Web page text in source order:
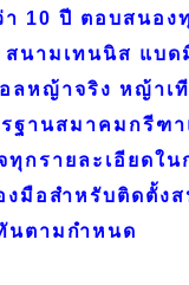
10 ปี ตอบสนอง
นามเทนนิส แบ
หญ้าจริง หญ้าเ
ฐานสมาคมกรีฑ
จทุกรายละเอียดใ
มือสำหรับติดตั้ง
นตามกำหนด